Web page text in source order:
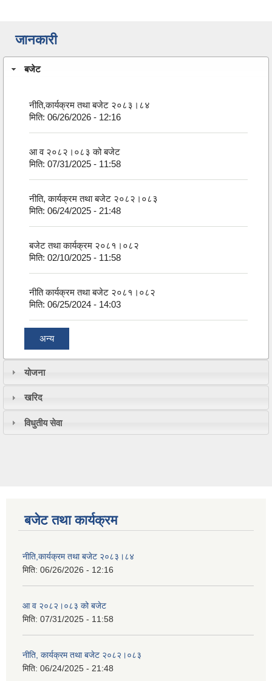
जानकारी
बजेट
नीति,कार्यक्रम तथा बजेट २०८३।८४
मिति: 06/26/2026 - 12:16
आ व २०८२।०८३ को बजेट
मिति: 07/31/2025 - 11:58
नीति, कार्यक्रम तथा बजेट २०८२।०८३
मिति: 06/24/2025 - 21:48
बजेट तथा कार्यक्रम २०८१।०८२
मिति: 02/10/2025 - 11:58
नीति कार्यक्रम तथा बजेट २०८१।०८२
मिति: 06/25/2024 - 14:03
अन्य
योजना
खरिद
विधुतीय सेवा
बजेट तथा कार्यक्रम
नीति,कार्यक्रम तथा बजेट २०८३।८४
मिति: 06/26/2026 - 12:16
आ व २०८२।०८३ को बजेट
मिति: 07/31/2025 - 11:58
नीति, कार्यक्रम तथा बजेट २०८२।०८३
मिति: 06/24/2025 - 21:48